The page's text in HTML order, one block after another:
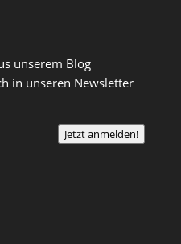
unserem Blog
in unseren Newsletter
Jetzt anmelden!